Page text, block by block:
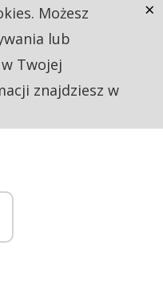
Możesz
lub
Twojej
znajdziesz w
×